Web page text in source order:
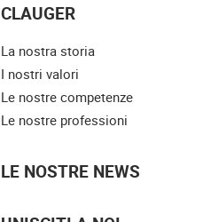
CLAUGER
La nostra storia
I nostri valori
Le nostre competenze
Le nostre professioni
LE NOSTRE NEWS